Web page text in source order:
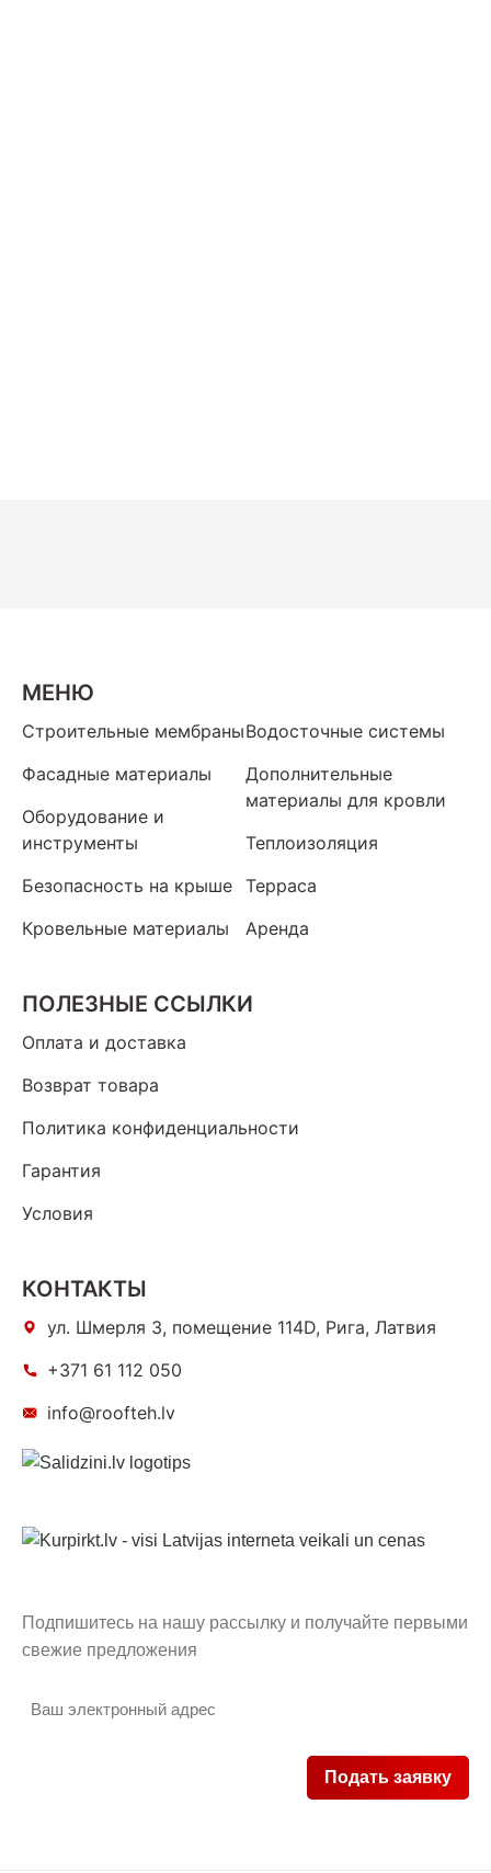
МЕНЮ
Строительные мембраны
Фасадные материалы
Оборудование и
инструменты
Безопасность на крыше
Кровельные материалы
Водосточные системы
Дополнительные
материалы для кровли
Теплоизоляция
Терраса
Аренда
ПОЛЕЗНЫЕ ССЫЛКИ
Оплата и доставка
Возврат товара
Политика конфиденциальности
Гарантия
Условия
КОНТАКТЫ
ул. Шмерля 3, помещение 114D, Рига, Латвия
+371 61 112 050
info@roofteh.lv
Подпишитесь на нашу рассылку и получайте первыми
свежие предложения